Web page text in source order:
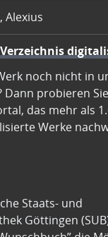
Alexius
Verzeichnis
noch nicht in
Dann probieren
das mehr als
Werke
Staats- und
Göttingen